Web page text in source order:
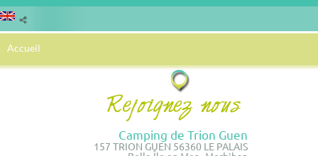
Accueil
Camping de Trion Guen
157 TRION GUEN 56360 LE PALAIS